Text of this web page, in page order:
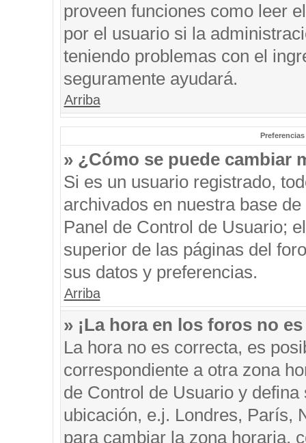
proveen funciones como leer
por el usuario si la
teniendo problemas con el
seguramente ayudará.
Arriba
» ¿Cómo se puede cambiar
Si es un usuario registrado,
archivados en nuestra base
Panel de Control de Usuario;
superior de las páginas del
sus datos y preferencias.
Arriba
» ¡La hora en los foros no
La hora no es correcta, es
correspondiente a otra zona
de Control de Usuario y
ubicación, e.j. Londres, París,
para cambiar la zona horaria,